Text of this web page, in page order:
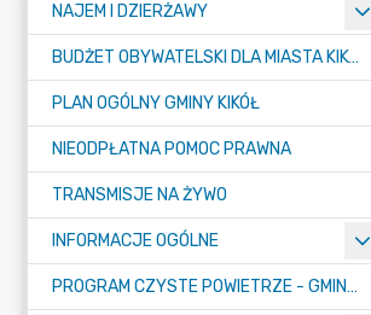
NAJEM I DZIERŻAWY
BUDŻET OBYWATELSKI DLA MIASTA KIKÓŁ
PLAN OGÓLNY GMINY KIKÓŁ
NIEODPŁATNA POMOC PRAWNA
TRANSMISJE NA ŻYWO
INFORMACJE OGÓLNE
PROGRAM CZYSTE POWIETRZE - GMINA KIKÓŁ